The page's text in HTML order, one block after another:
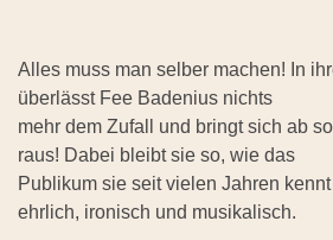
Alles muss man selber machen! In
überlässt Fee Badenius nichts
mehr dem Zufall und bringt sich ab
raus! Dabei bleibt sie so, wie das
Publikum sie seit vielen Jahren
ehrlich, ironisch und musikalisch.